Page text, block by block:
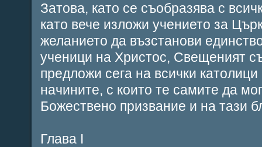
Затова, като се съобразява с
като вече изложи учението за
желанието да възстанови
ученици на Христос, Свещеният
предложи сега на всички
начините, с които те самите да
Божествено призвание и на тази
Глава І